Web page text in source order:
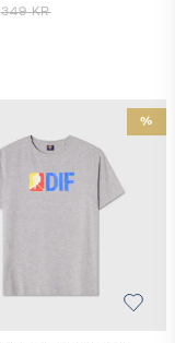
349 KR
%